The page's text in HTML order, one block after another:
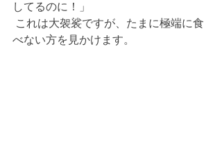
してるのに！」
べない方を見かけます。